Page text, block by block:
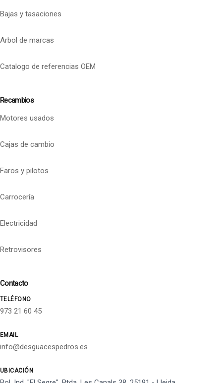
Bajas y tasaciones
Arbol de marcas
Catalogo de referencias OEM
Recambios
Motores usados
Cajas de cambio
Faros y pilotos
Carrocería
Electricidad
Retrovisores
Contacto
TELÉFONO
973 21 60 45
EMAIL
info@desguacespedros.es
UBICACIÓN